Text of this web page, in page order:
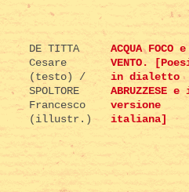
DE TITTA
Cesare
(testo) /
SPOLTORE
Francesco
(illustr.)
ACQUA FOCO e
VENTO.
in dialetto
ABRUZZESE e
versione
italiana]